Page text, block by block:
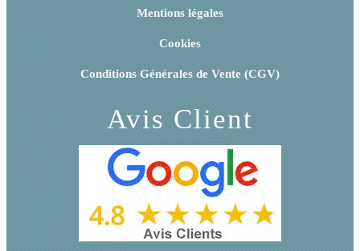
Mentions légales
Cookies
Conditions Générales de Vente (CGV)
Avis Client